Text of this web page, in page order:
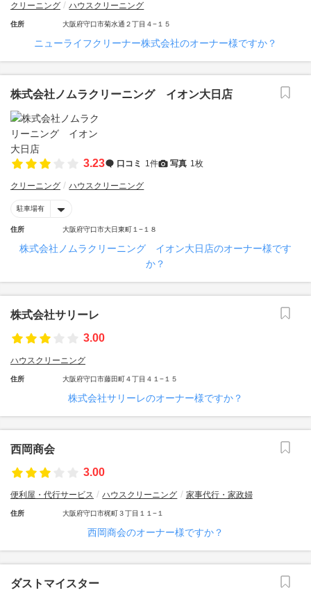
クリーニング ハウスクリーニング
住所 大阪府守口市菊水通２丁目４−１５
ニューライフクリーナー株式会社のオーナー様ですか？
株式会社ノムラクリーニング イオン大日店
3.23 口コミ 1件 写真 1枚
クリーニング ハウスクリーニング
駐車場有
住所 大阪府守口市大日東町１−１８
株式会社ノムラクリーニング イオン大日店のオーナー様です
か？
株式会社サリーレ
3.00
ハウスクリーニング
住所 大阪府守口市藤田町４丁目４１−１５
株式会社サリーレのオーナー様ですか？
西岡商会
3.00
便利屋・代行サービス ハウスクリーニング 家事代行・家政婦
住所 大阪府守口市梶町３丁目１１−１
西岡商会のオーナー様ですか？
ダストマイスター